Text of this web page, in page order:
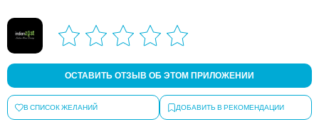
ОСТАВИТЬ ОТЗЫВ ОБ ЭТОМ ПРИЛОЖЕНИИ
В СПИСОК ЖЕЛАНИЙ ДОБАВИТЬ В РЕКОМЕНДАЦИИ